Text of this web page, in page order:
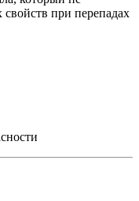
свойств при перепадах